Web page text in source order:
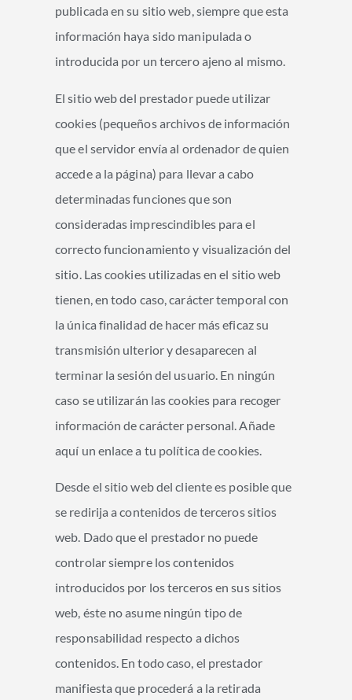
publicada en su sitio web, siempre que esta
información haya sido manipulada o
introducida por un tercero ajeno al mismo.
El sitio web del prestador puede utilizar
cookies (pequeños archivos de información
que el servidor envía al ordenador de quien
accede a la página) para llevar a cabo
determinadas funciones que son
consideradas imprescindibles para el
correcto funcionamiento y visualización del
sitio. Las cookies utilizadas en el sitio web
tienen, en todo caso, carácter temporal con
la única finalidad de hacer más eficaz su
transmisión ulterior y desaparecen al
terminar la sesión del usuario. En ningún
caso se utilizarán las cookies para recoger
información de carácter personal. Añade
aquí un enlace a tu política de cookies.
Desde el sitio web del cliente es posible que
se redirija a contenidos de terceros sitios
web. Dado que el prestador no puede
controlar siempre los contenidos
introducidos por los terceros en sus sitios
web, éste no asume ningún tipo de
responsabilidad respecto a dichos
contenidos. En todo caso, el prestador
manifiesta que procederá a la retirada